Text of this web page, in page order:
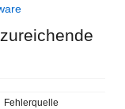
Fehlerquelle